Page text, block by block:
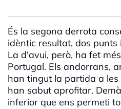
És la segona derrota
idèntic resultat, dos
La d'avui, però, ha fet
Portugal. Els andorrans,
han tingut la partida a les
han sabut aprofitar.
inferior que ens permeti